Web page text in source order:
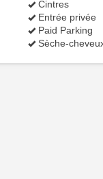
Cintres
Entrée privée
Paid Parking
Sèche-